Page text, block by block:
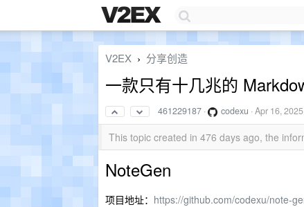
V2EX › 分享创造
一款只有十几兆的
461229187 · codexu ·Apr 16, 2025
This topic created in 476 days ago, the
NoteGen
项目地址： https://github.com/codexu/note-